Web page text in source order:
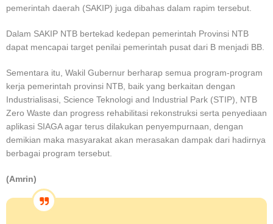
pemerintah daerah (SAKIP) juga dibahas dalam rapim tersebut.
Dalam SAKIP NTB bertekad kedepan pemerintah Provinsi NTB
dapat mencapai target penilai pemerintah pusat dari B menjadi BB.
Sementara itu, Wakil Gubernur berharap semua program-program
kerja pemerintah provinsi NTB, baik yang berkaitan dengan
Industrialisasi, Science Teknologi and Industrial Park (STIP), NTB
Zero Waste dan progress rehabilitasi rekonstruksi serta penyediaan
aplikasi SIAGA agar terus dilakukan penyempurnaan, dengan
demikian maka masyarakat akan merasakan dampak dari hadirnya
berbagai program tersebut.
(Amrin)